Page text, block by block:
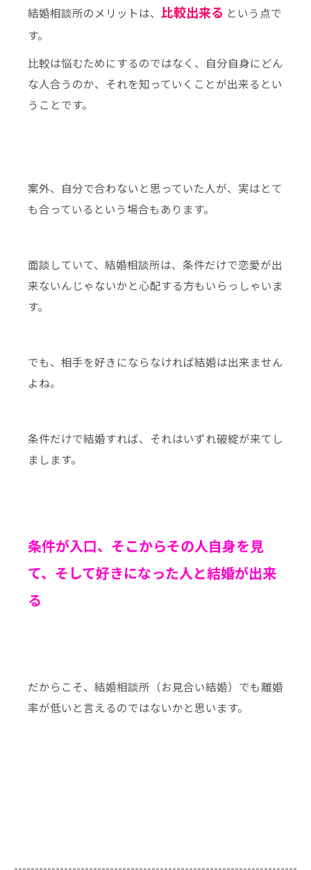
結婚相談所のメリットは、 比較出来る という点で
す。
比較は悩むためにするのではなく、自分自身にどん
な人合うのか、それを知っていくことが出来るとい
うことです。
案外、自分で合わないと思っていた人が、実はとて
も合っているという場合もあります。
面談していて、結婚相談所は、条件だけで恋愛が出
来ないんじゃないかと心配する方もいらっしゃいま
す。
でも、相手を好きにならなければ結婚は出来ません
よね。
条件だけで結婚すれば、それはいずれ破綻が来てし
まします。
条件が入口、そこからその人自身を見
て、そして好きになった人と結婚が出来
る
だからこそ、結婚相談所（お見合い結婚）でも離婚
率が低いと言えるのではないかと思います。